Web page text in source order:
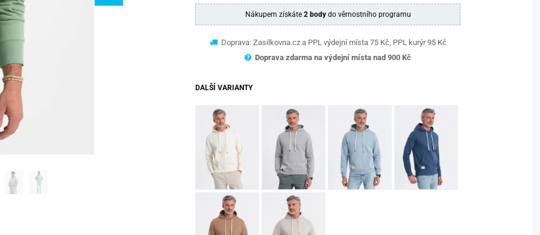
Nákupem získáte 2 bodydo věrnostního programu
Doprava: Zasilkovna.cz a PPL výdejní místa 75 Kč, PPL kurýr 95 Kč
Doprava zdarma na výdejní místa nad 900 Kč
DALŠÍ VARIANTY